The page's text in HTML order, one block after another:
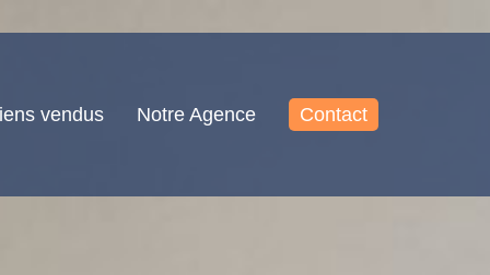
vendus Notre Agence Contact